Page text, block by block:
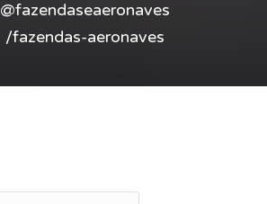
@fazendaseaeronaves
/fazendas-aeronaves